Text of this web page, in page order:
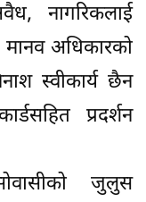
नागरिकलाई
मानव अधिकारको
स्वीकार्य छैन
प्रदर्शन
जुलुस